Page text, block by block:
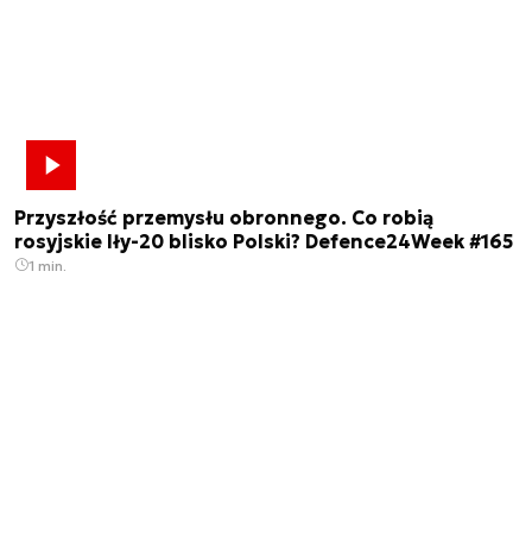
Przyszłość przemysłu obronnego. Co robią
rosyjskie Iły-20 blisko Polski? Defence24Week #165
1 min.